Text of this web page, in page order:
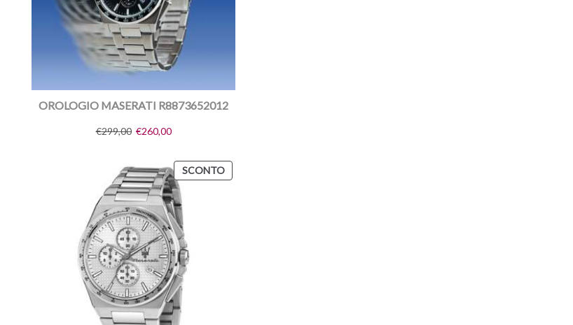
OROLOGIO MASERATI R8873652012
€299,00 €260,00
SCONTO